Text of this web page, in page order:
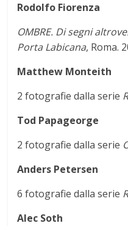
Rodolfo Fiorenza
OMBRE. Di segni
Porta Labicana, Roma.
Matthew Monteith
2 fotografie dalla serie
Tod Papageorge
2 fotografie dalla serie
Anders Petersen
6 fotografie dalla serie
Alec Soth